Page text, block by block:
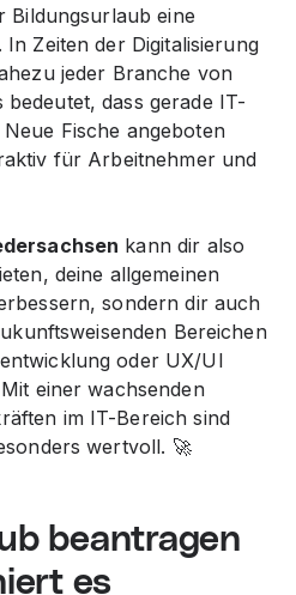
Bildungsurlaub eine
Zeiten der Digitalisierung
jeder Branche von
dass gerade IT-
Fische angeboten
für Arbeitnehmer und
kann dir also
deine allgemeinen
sondern dir auch
Bereichen
oder UX/UI
einer wachsenden
im IT-Bereich sind
wertvoll. 🚀
beantragen
es